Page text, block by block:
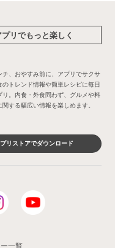
プリでもっと楽しく
チ、おやすみ前に、アプリでサクサ
のトレンド情報や簡単レシピに毎日
リ。内食・外食問わず、グルメや料
する幅広い情報を楽しめます。
リストアでダウンロード
一覧